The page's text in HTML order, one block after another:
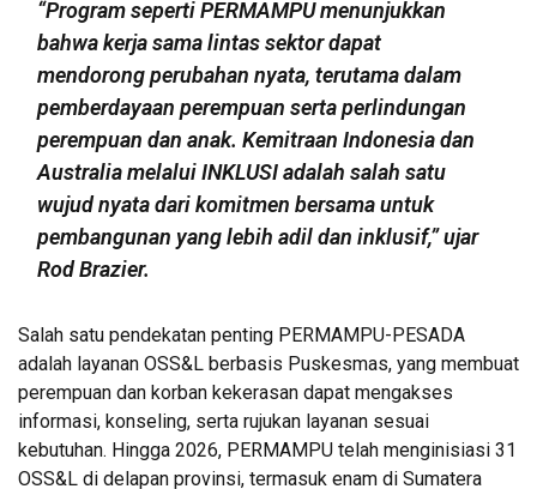
“Program seperti PERMAMPU menunjukkan
bahwa kerja sama lintas sektor dapat
mendorong perubahan nyata, terutama dalam
pemberdayaan perempuan serta perlindungan
perempuan dan anak. Kemitraan Indonesia dan
Australia melalui INKLUSI adalah salah satu
wujud nyata dari komitmen bersama untuk
pembangunan yang lebih adil dan inklusif,” ujar
Rod Brazier.
Salah satu pendekatan penting PERMAMPU-PESADA
adalah layanan OSS&L berbasis Puskesmas, yang membuat
perempuan dan korban kekerasan dapat mengakses
informasi, konseling, serta rujukan layanan sesuai
kebutuhan. Hingga 2026, PERMAMPU telah menginisiasi 31
OSS&L di delapan provinsi, termasuk enam di Sumatera